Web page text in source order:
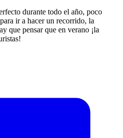
durante todo el año, poco
ir a hacer un recorrido, la
que pensar que en verano ¡la